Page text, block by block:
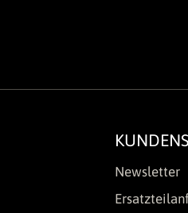
Newsletter